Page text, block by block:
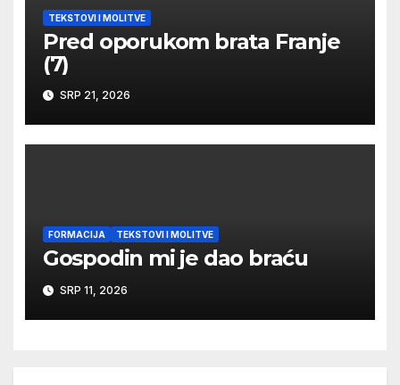
TEKSTOVI I MOLITVE
Pred oporukom brata Franje
(7)
SRP 21, 2026
FORMACIJA TEKSTOVI I MOLITVE
Gospodin mi je dao braću
SRP 11, 2026